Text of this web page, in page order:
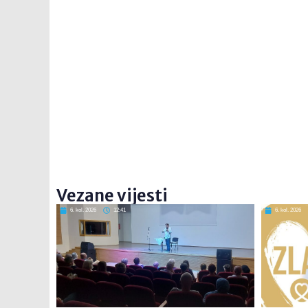
Vezane vijesti
6. kol. 2026 12:41 6. kol. 2026